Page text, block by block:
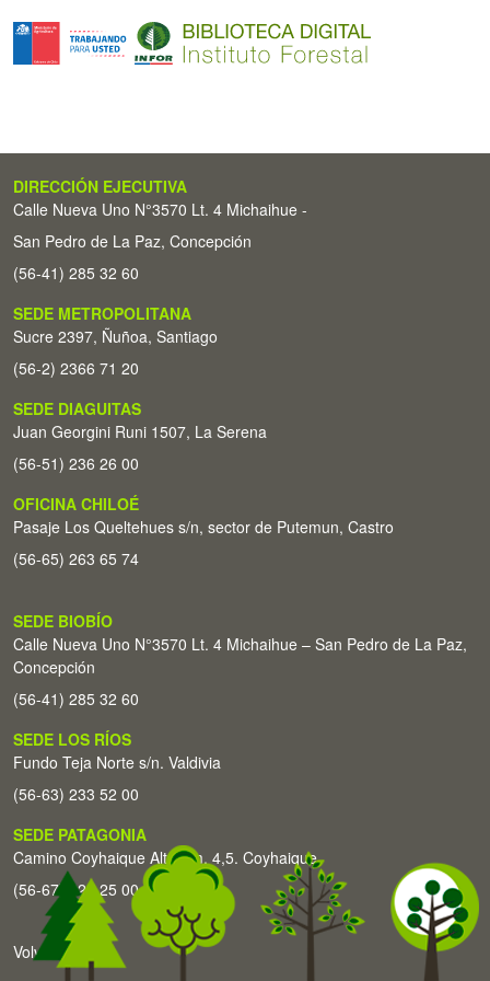
DIRECCIÓN EJECUTIVA
Calle Nueva Uno N°3570 Lt. 4 Michaihue -
San Pedro de La Paz, Concepción
(56-41) 285 32 60
SEDE METROPOLITANA
Sucre 2397, Ñuñoa, Santiago
(56-2) 2366 71 20
SEDE DIAGUITAS
Juan Georgini Runi 1507, La Serena
(56-51) 236 26 00
OFICINA CHILOÉ
Pasaje Los Queltehues s/n, sector de Putemun, Castro
(56-65) 263 65 74
SEDE BIOBÍO
Calle Nueva Uno N°3570 Lt. 4 Michaihue – San Pedro de La Paz,
Concepción
(56-41) 285 32 60
SEDE LOS RÍOS
Fundo Teja Norte s/n. Valdivia
(56-63) 233 52 00
SEDE PATAGONIA
Camino Coyhaique Alto Km. 4,5. Coyhaique
(56-67) 226 25 00
Volver arriba